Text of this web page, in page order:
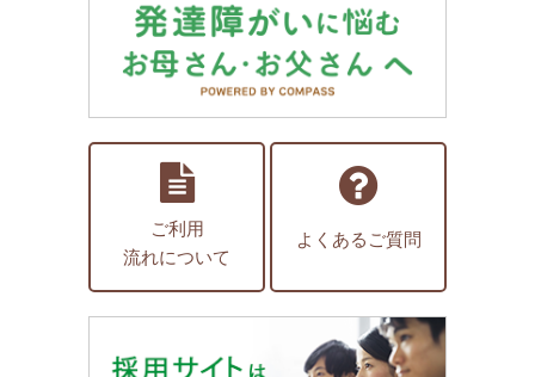
ご利用
流れについて
よくあるご質問